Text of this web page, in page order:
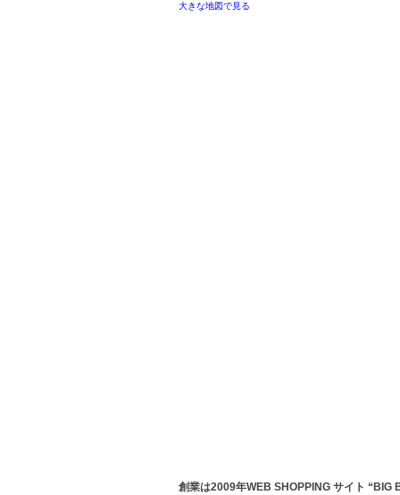
大きな地図で見る
創業は2009年WEB SHOPPING サイト “BIG